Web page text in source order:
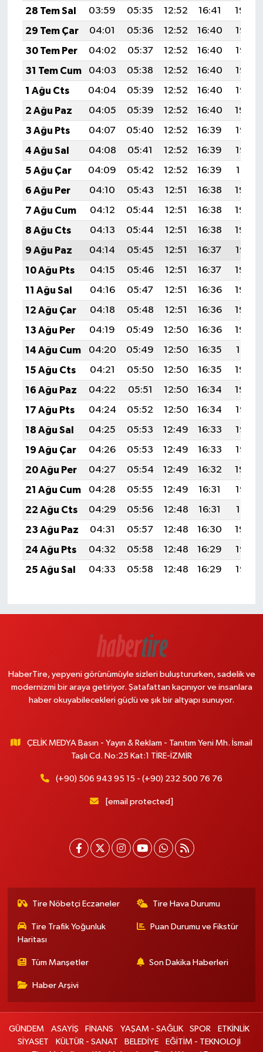
28 Tem Sal 03:59 05:35 12:52 16:41
19:59
29 Tem Çar
04:01 05:36 12:52 16:40
19:58
30 Tem Per
04:02 05:37 12:52 16:40
19:57
31 Tem Cum
04:03 05:38 12:52 16:40
19:56
1 Ağu Cts
04:04 05:39 12:52 16:40
19:55
2 Ağu Paz
04:05 05:39 12:52 16:40
19:54
3 Ağu Pts
04:07 05:40 12:52 16:39
19:53
4 Ağu Sal
04:08 05:41 12:52 16:39
19:52
5 Ağu Çar
04:09 05:42 12:52 16:39
19:51
6 Ağu Per
04:10 05:43 12:51 16:38
19:50
7 Ağu Cum
04:12 05:44 12:51 16:38
19:49
8 Ağu Cts
04:13 05:44 12:51 16:38
19:48
9 Ağu Paz
04:14 05:45 12:51 16:37
19:47
10 Ağu Pts
04:15 05:46 12:51 16:37
19:46
11 Ağu Sal
04:16 05:47 12:51 16:36
19:45
12 Ağu Çar
04:18 05:48 12:51 16:36
19:44
13 Ağu Per
04:19 05:49 12:50 16:36
19:42
14 Ağu Cum
04:20 05:49 12:50 16:35
19:41
15 Ağu Cts
04:21 05:50 12:50 16:35
19:40
16 Ağu Paz
04:22 05:51 12:50 16:34
19:39
17 Ağu Pts
04:24 05:52 12:50 16:34
19:38
18 Ağu Sal
04:25 05:53 12:49 16:33
19:36
19 Ağu Çar
04:26 05:53 12:49 16:33
19:35
20 Ağu Per
04:27 05:54 12:49 16:32
19:34
21 Ağu Cum
04:28 05:55 12:49 16:31
19:32
22 Ağu Cts
04:29 05:56 12:48 16:31
19:31
23 Ağu Paz
04:31 05:57 12:48 16:30
19:30
24 Ağu Pts
04:32 05:58 12:48 16:29
19:28
25 Ağu Sal
04:33 05:58 12:48 16:29 19:27
HaberTire, yepyeni görünümüyle sizleri buluştururken, sadelik ve
modernizmi bir araya getiriyor. Şatafattan kaçınıyor ve insanlara
haber okuyabilecekleri güçlü ve şık bir altyapı sunuyor.
ÇELİK MEDYA Basın - Yayın & Reklam - Tanıtım Yeni Mh. İsmail
Taşlı Cd. No:25 Kat:1 TİRE-İZMİR
(+90) 506 943 95 15 - (+90) 232 500 76 76
[email protected]
Tire Nöbetçi Eczaneler Tire Hava Durumu
Tire Trafik Yoğunluk
Haritası
Puan Durumu ve Fikstür
Tüm Manşetler Son Dakika Haberleri
Haber Arşivi
GÜNDEM ASAYİŞ FİNANS YAŞAM - SAĞLIK SPOR
ETKİNLİK
SİYASET
KÜLTÜR - SANAT BELEDİYE
EĞİTİM - TEKNOLOJİ